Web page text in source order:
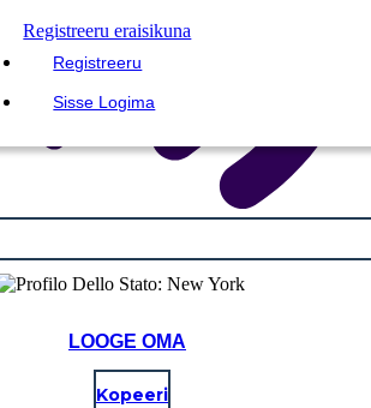
Registreeru eraisikuna
Registreeru
Sisse Logima
LOOGE OMA
Kopeeri